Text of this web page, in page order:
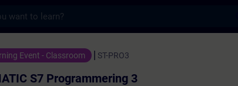
3 - Entraînement -
Event - Classroom ST-PRO3
S7 Programmering 3